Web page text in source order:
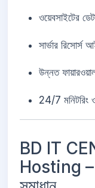
ওয়েবসাইটের
সার্ভার রিসোর্স
উন্নত
24/7 মনিটরিং ও
BD IT
Hosting –